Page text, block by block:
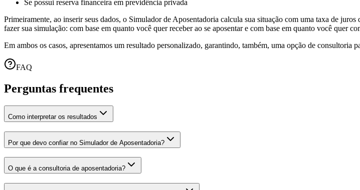
Se possui reserva financeira em previdência privada
Primeiramente, ao inserir seus dados, o Simulador de Aposentadoria calcula sua situação com uma taxa de
fazer sua simulação: com base em quanto você quer receber ao se aposentar e com base em quanto você quer
Em ambos os casos, apresentamos um resultado personalizado, garantindo, também, uma opção de consultoria
FAQ
Perguntas frequentes
Como interpretar os resultados
Por que devo confiar no Simulador de Aposentadoria?
O que é a consultoria de aposentadoria?